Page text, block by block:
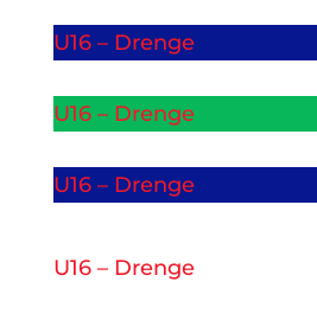
U16 – Drenge
U16 – Drenge
U16 – Drenge
U16 – Drenge